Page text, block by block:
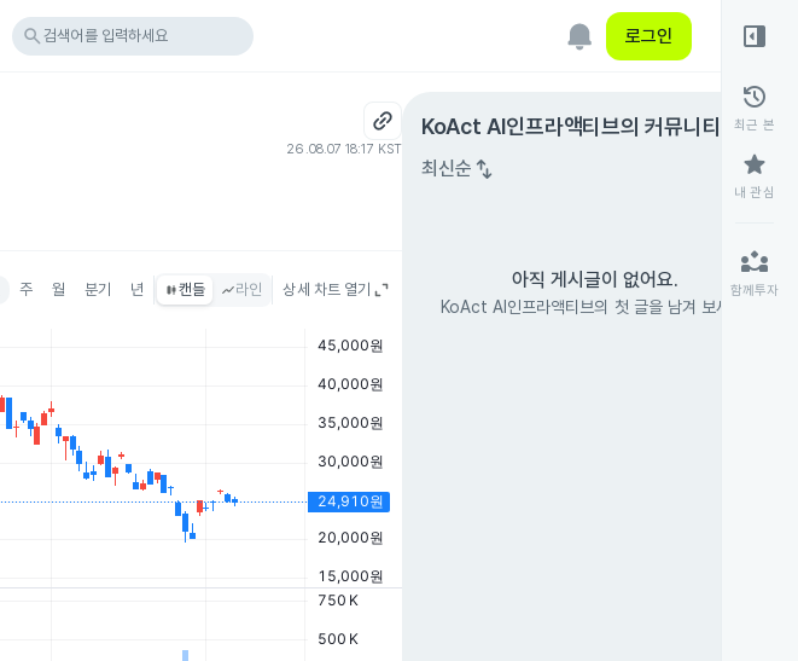
search 검색어를 입력하세요 로그인
26.08.07 18:17 KST
주 월 분기 년 캔들 라인 상세 차트 열기
KoAct AI인프라액티브의 커뮤니티 expand_circle_right
최신순 swap_vert
아직 게시글이 없어요.
KoAct AI인프라액티브의 첫 글을 남겨 보세요.
right_panel_open
history
최근 본
star
내 관심
partner_exchange
함께투자